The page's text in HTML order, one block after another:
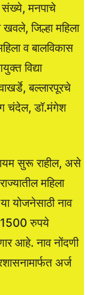
संख्ये, मनपाचे
जिल्हा महिला
व बालविकास
विद्या
बल्लारपूरचे
चंदेल, डॉ.मंगेश
सुरू राहील, असे
महिला
योजनेसाठी नाव
1500 रुपये
आहे. नाव नोंदणी
अर्ज